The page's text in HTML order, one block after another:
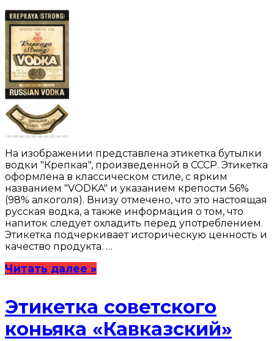
На изображении представлена этикетка бутылки
водки "Крепкая", произведенной в СССР. Этикетка
оформлена в классическом стиле, с ярким
названием "VODKA" и указанием крепости 56%
(98% алкоголя). Внизу отмечено, что это настоящая
русская водка, а также информация о том, что
напиток следует охладить перед употреблением.
Этикетка подчеркивает историческую ценность и
качество продукта. …
Читать далее »
Этикетка советского
коньяка «Кавказский»